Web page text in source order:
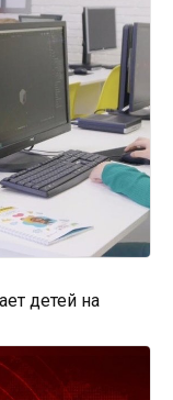
детей на